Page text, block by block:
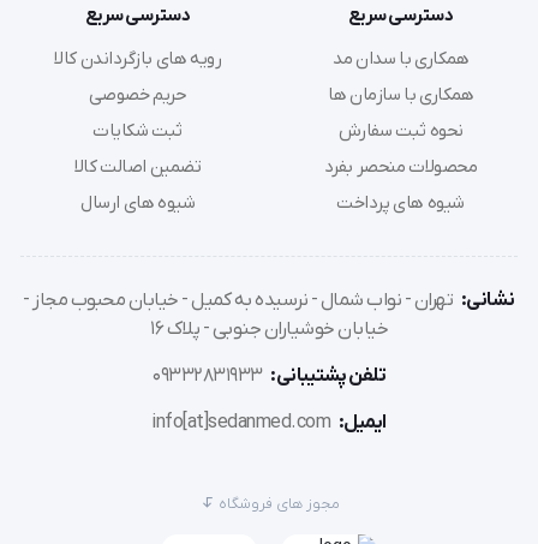
دسترسی سریع
همکاری با سدان مد
همکاری با سازمان ها
نحوه ثبت سفارش
محصولات منحصر بفرد
شیوه های پرداخت
دسترسی سریع
رویه های بازگرداندن کالا
حریم خصوصی
ثبت شکایات
تضمین اصالت کالا
شیوه های ارسال
نشانی: تهران - نواب شمال - نرسیده به کمیل - خیابان محبوب مجاز -
خیابان خوشیاران جنوبی - پلاک 16
تلفن پشتیبانی: 09332831933
ایمیل: info[at]sedanmed.com
مجوز های فروشگاه